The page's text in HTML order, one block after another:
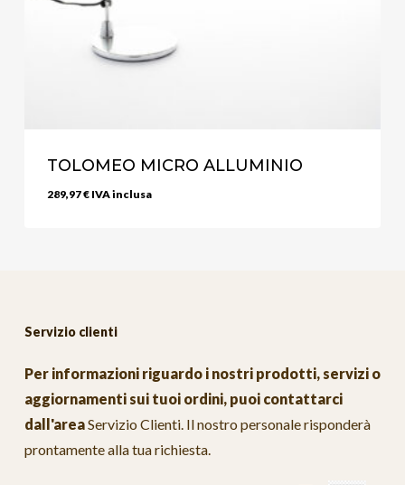
TOLOMEO MICRO ALLUMINIO
289,97€ IVA inclusa
Servizio clienti
Per informazioni riguardo i nostri prodotti, servizi o
aggiornamenti sui tuoi ordini, puoi contattarci
dall'areaServizio Clienti. Il nostro personale risponderà
prontamente alla tua richiesta.